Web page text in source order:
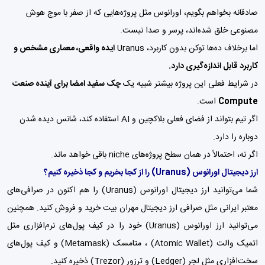
صادقانه بخواهم بگویم، اورانوس مثل پروژه‌هایی که از صفر با موج هوش
مصنوعی خلق شده‌اند، پرسر و صدا نیست.
اما برخلاف ده‌ها توکن بدون کاربرد، Uranus
ایده واقعی، معماری مشخص و
کاربرد قابل اندازه‌گیری دارد.
در شرایط فعلی این پروژه بیشتر شبیه یکچک سفید امضا برای آینده صنعت
Compute است.
اگر تیم بتواند از فضای فعلی بلاکچین و AI استفاده کند، شانس دیده شدن
دوباره را دارد.
اگر نه، احتمالاً در همان سطح پروژه‌های niche باقی خواهد ماند.
ارز دیجیتال اورانوس (Uranus)
را از کجا بخریم و کجا ذخیره کنیم؟
شما می‌توانید ارز دیجیتال اورانوس (Uranus) را هم اکنون در صرافی‌های
معتبر ایرانی مثل صرافی ارز دیجیتال مهران بیتخرید و فروش کنید. همچنین
می‌توانید ارز اورانوس (Uranus) خود را در کیف پول‌های نرم‌افزاری مثل
اتمیک والت (Atomic Wallet) ،
متامسک (Metamask) وکیف پول‌های
سخت‌افزاری مثل لجر (Ledger) و ترزور (Trezor) ذخیره کنید.